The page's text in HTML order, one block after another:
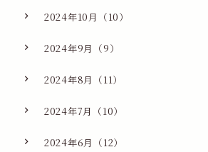
2024年10月（10）
2024年9月（9）
2024年8月（11）
2024年7月（10）
2024年6月（12）